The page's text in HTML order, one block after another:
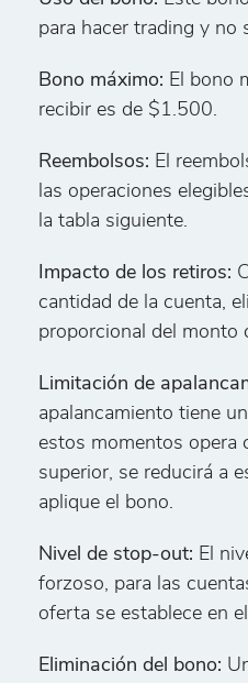
para hacer trading y no
Bono máximo: El bono
recibir es de $1.500.
Reembolsos: El
las operaciones
la tabla siguiente.
Impacto de los retiros:
cantidad de la cuenta,
proporcional del monto
Limitación de
apalancamiento tiene
estos momentos opera
superior, se reducirá a
aplique el bono.
Nivel de stop-out: El
forzoso, para las
oferta se establece en
Eliminación del bono: